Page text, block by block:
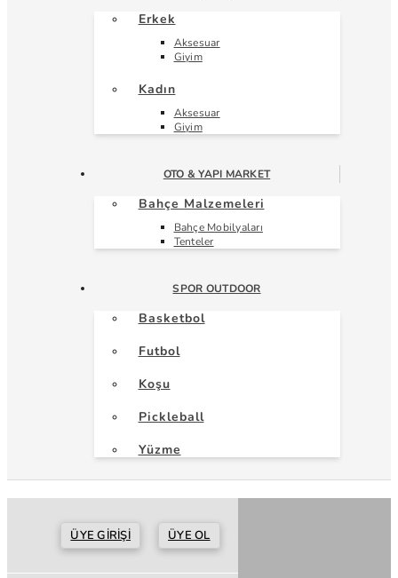
Erkek
Aksesuar
Giyim
Kadın
Aksesuar
Giyim
OTO & YAPI MARKET
Bahçe Malzemeleri
Bahçe Mobilyaları
Tenteler
SPOR OUTDOOR
Basketbol
Futbol
Koşu
Pickleball
Yüzme
ÜYE GIRIŞI ÜYE OL